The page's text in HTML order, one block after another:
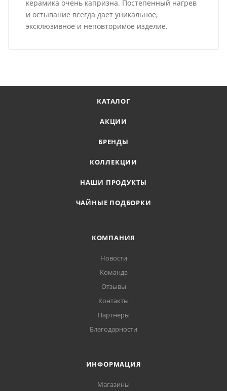
керамика очень капризна. Постепенный нагрев
и остывание всегда дает уникальное,
эксклюзивное и неповторимое изделие.
КАТАЛОГ
АКЦИИ
БРЕНДЫ
КОЛЛЕКЦИИ
НАШИ ПРОДУКТЫ
ЧАЙНЫЕ ПОДБОРКИ
КОМПАНИЯ
Новости
Команда
Отзывы
Контакты
Партнеры
Благодарности
ИНФОРМАЦИЯ
Магазины